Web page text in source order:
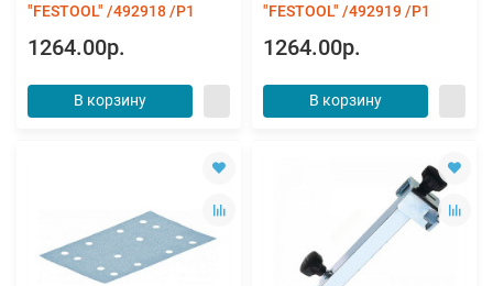
"FESTOOL" /492918 /P1
1264.00р.
В корзину
"FESTOOL" /492919 /P1
1264.00р.
В корзину